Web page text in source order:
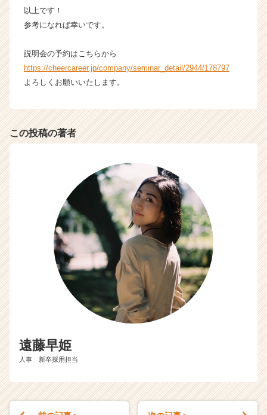
以上です！
参考になれば幸いです。
説明会の予約はこちらから
https://cheercareer.jp/company/seminar_detail/2944/178797
よろしくお願いいたします。
この投稿の著者
遠藤早姫
人事 新卒採用担当